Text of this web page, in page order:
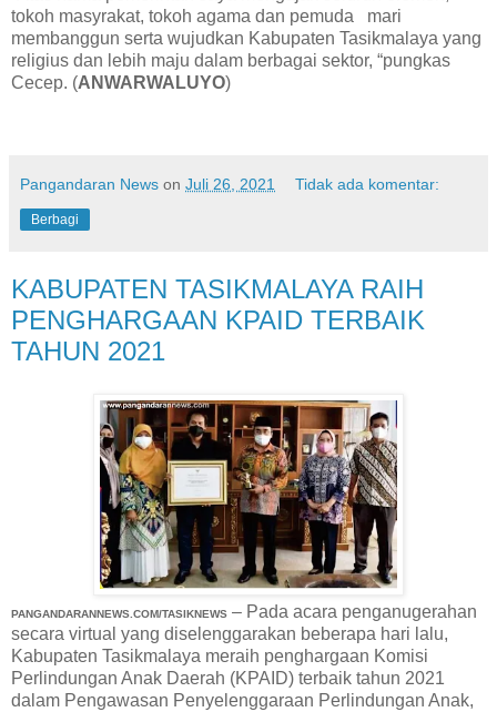
tokoh masyrakat, tokoh agama dan pemuda mari
membanggun serta wujudkan Kabupaten Tasikmalaya yang
religius dan lebih maju dalam berbagai sektor, “pungkas
Cecep. (ANWARWALUYO)
Pangandaran News on Juli 26, 2021 Tidak ada komentar:
Berbagi
KABUPATEN TASIKMALAYA RAIH
PENGHARGAAN KPAID TERBAIK
TAHUN 2021
PANGANDARANNEWS.COM/TASIKNEWS – Pada acara penganugerahan
secara virtual yang diselenggarakan beberapa hari lalu,
Kabupaten Tasikmalaya meraih penghargaan Komisi
Perlindungan Anak Daerah (KPAID) terbaik tahun 2021
dalam Pengawasan Penyelenggaraan Perlindungan Anak,